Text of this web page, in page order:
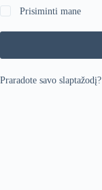
Prisiminti mane
Praradote savo slaptažodį?